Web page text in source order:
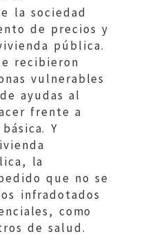
la sociedad
de precios y
pública.
recibieron
vulnerables
ayudas al
frente a
Y
la
que no se
infradotados
como
de salud.